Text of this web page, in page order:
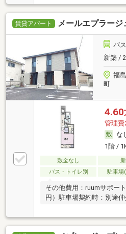
賃貸アパート メールエプラージ
バ
新築 /
福
町
4.60
管理費
な
1階 /
敷金なし
バス・トイレ別
駐車場
その他費用：ruumサポー
円）駐車場契約時：別途